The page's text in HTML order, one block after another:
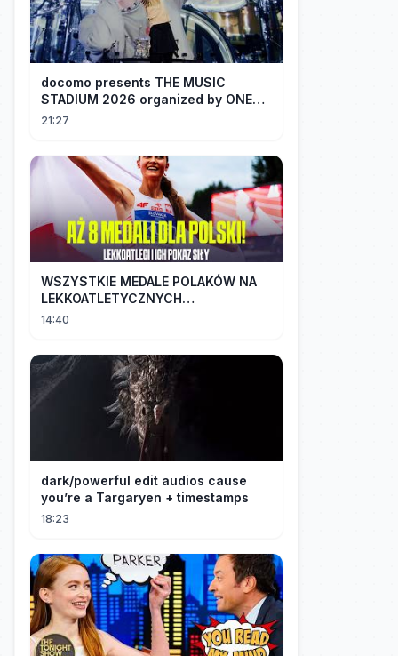
docomo presents THE MUSIC
STADIUM 2026 organized by ONE
OK ROCK [Recap]
21:27
WSZYSTKIE MEDALE POLAKÓW NA
LEKKOATLETYCZNYCH
MISTRZOSTWACH EUROPY U18 |
14:40
dark/powerful edit audios cause
you’re a Targaryen + timestamps
18:23